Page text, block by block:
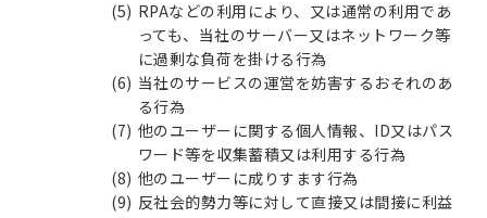
RPAなどの利用により、又は通常の利用であ
っても、当社のサーバー又はネットワーク等
に過剰な負荷を掛ける行為
当社のサービスの運営を妨害するおそれのあ
る行為
他のユーザーに関する個人情報、ID又はパス
ワード等を収集蓄積又は利用する行為
他のユーザーに成りすます行為
反社会的勢力等に対して直接又は間接に利益